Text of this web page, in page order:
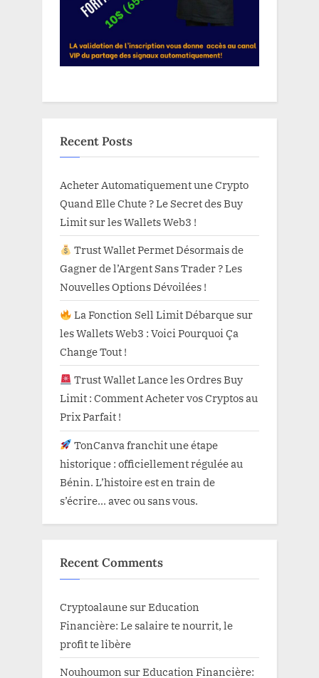
Recent Posts
Acheter Automatiquement une Crypto
Quand Elle Chute ? Le Secret des Buy
Limit sur les Wallets Web3 !
Trust Wallet Permet Désormais de
Gagner de l’Argent Sans Trader ? Les
Nouvelles Options Dévoilées !
La Fonction Sell Limit Débarque sur
les Wallets Web3 : Voici Pourquoi Ça
Change Tout !
Trust Wallet Lance les Ordres Buy
Limit : Comment Acheter vos Cryptos au
Prix Parfait !
TonCanva franchit une étape
historique : officiellement régulée au
Bénin. L’histoire est en train de
s’écrire… avec ou sans vous.
Recent Comments
Cryptoalaune surEducation
Financière: Le salaire te nourrit, le
profit te libère
Nouhoumon surEducation Financière: